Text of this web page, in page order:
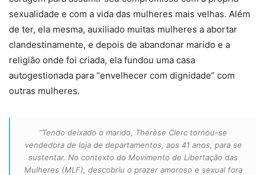
sexualidade e com a vida das mulheres mais velhas. Além
de ter, ela mesma, auxiliado muitas mulheres a abortar
clandestinamente, e depois de abandonar marido e a
religião onde foi criada, ela fundou uma casa
autogestionada para “envelhecer com dignidade” com
outras mulheres.
“Tendo deixado o marido, Thérèse Clerc tornou-se
vendedora de loja de departamentos, aos 41 anos, para se
sustentar. No contexto do Movimento de Libertação das
Mulheres (MLF), descobriu o prazer amoroso e sexual fora